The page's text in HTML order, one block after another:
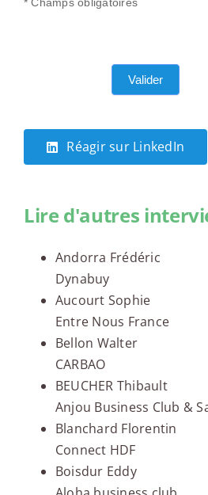
Valider
Réagir sur LinkedIn
Lire d'autres
Andorra Frédéric
Dynabuy
Aucourt Sophie
Entre Nous France
Bellon Walter
CARBAO
BEUCHER Thibault
Anjou Business Club &
Blanchard Florentin
Connect HDF
Boisdur Eddy